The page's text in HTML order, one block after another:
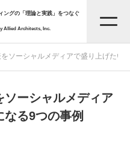
ングの「理論と実践」をつなぐ
Allied Architects, Inc.
覧
ソーシャルメディアで盛り上げたい
ソーシャルメディア
る9つの事例